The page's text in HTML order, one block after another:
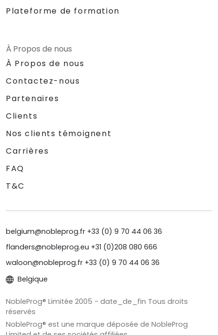
Plateforme de formation
À Propos de nous
À Propos de nous
Contactez-nous
Partenaires
Clients
Nos clients témoignent
Carrières
FAQ
T&C
belgium@nobleprog.fr +33 (0) 9 70 44 06 36
flanders@nobleprog.eu +31 (0)208 080 666
waloon@nobleprog.fr +33 (0) 9 70 44 06 36
Belgique
NobleProg® Limitée 2005 - date_de_fin Tous droits
réservés
NobleProg® est une marque déposée de NobleProg